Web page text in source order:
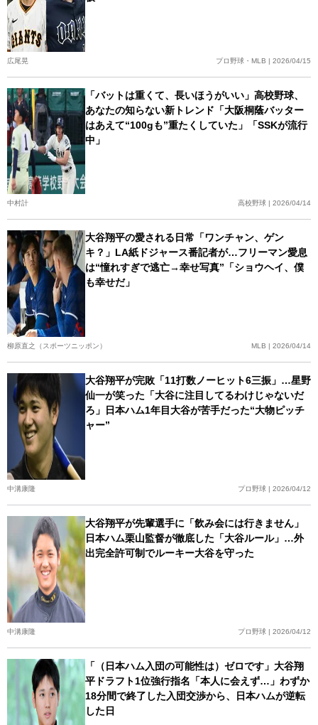
広尾晃 プロ野球・MLB | 2026/04/15
「バットは重くて、長いほうがいい」高校野球、
あなたの知らない新トレンド「大阪桐蔭バッター
はあえて“100gも”重たくしていた」「SSKが流行
中」
中村計 高校野球 | 2026/04/14
大谷翔平の愛される日常「ワンチャン、ゲン
キ？」LA紙ドジャース番記者が…フリーマン愛息
は“憧れすぎで逃亡→幸せ写真”「ショウヘイ、僕
も幸せだ」
柳原直之（スポーツニッポン） MLB | 2026/04/14
大谷翔平が完敗「11打数ノーヒット6三振」…星野
仙一が笑った「大谷に注目してるわけじゃないだ
ろ」日本ハム1年目大谷が苦手だった“大物ピッチ
ャー”
中溝康隆 プロ野球 | 2026/04/12
大谷翔平が先輩選手に「飲み会には行きません」
日本ハム栗山監督が徹底した「大谷ルール」…外
出完全許可制でルーキー大谷を守った
中溝康隆 プロ野球 | 2026/04/12
「（日本ハム入団の可能性は）ゼロです」大谷翔
平ドラフト1位強行指名「本人に会えず…」わずか
18分間で終了した入団交渉から、日本ハムが逆転
した日